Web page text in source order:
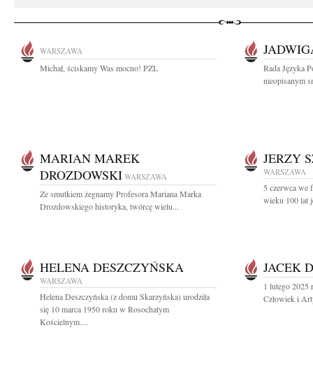
WARSZAWA
Michał, ściskamy Was mocno! PZL
Rada Języka
nieopisanym
MARIAN MAREK
DROZDOWSKI WARSZAWA
Ze smutkiem żegnamy Profesora Mariana Marka
Drozdowskiego historyka, twórcę wielu...
JERZY
WARSZAWA
5 czerwca we
wieku 100 lat
HELENA DESZCZYŃSKA
WARSZAWA
Helena Deszczyńska (z domu Skarzyńska) urodziła
się 10 marca 1950 roku w Rosochatym
Kościelnym....
JACEK
1 lutego 2025
Człowiek i